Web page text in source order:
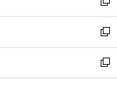
開
く
ウ
で
開
く
ィ
ン
ド
ウ
で
開
い
ウ
ィ
ン
ド
ウ
新
し
い
ウ
ィ
ン
新
し
い
ウ
新
し